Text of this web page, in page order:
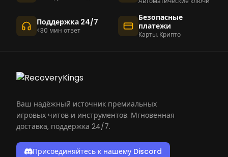
Поддержка 24/7
<30 мин ответ
Безопасные
платежи
Карты, Крипто
Ваш надёжный источник премиальных
игровых читов и инструментов. Мгновенная
доставка, поддержка 24/7.
Присоединяйтесь к нашему Discord